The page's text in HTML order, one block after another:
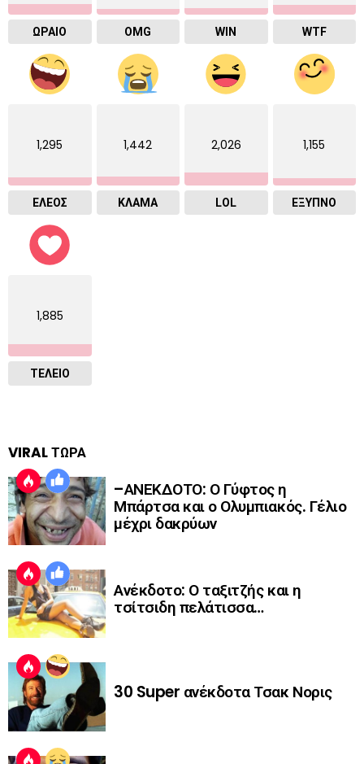
ΩΡΑΙΟ OMG WIN WTF
1,295
ΕΛΕΟΣ
1,442
ΚΛΑΜΑ
2,026
LOL
1,155
ΈΞΥΠΝΟ
1,885
ΤΕΛΕΙΟ
VIRAL ΤΩΡΑ
–ΑΝΕΚΔΟΤΟ: Ο Γύφτος η
Μπάρτσα και ο Ολυμπιακός. Γέλιο
μέχρι δακρύων
Ανέκδοτο: Ο ταξιτζής και η
τσίτσιδη πελάτισσα…
30 Super ανέκδοτα Τσακ Νορις